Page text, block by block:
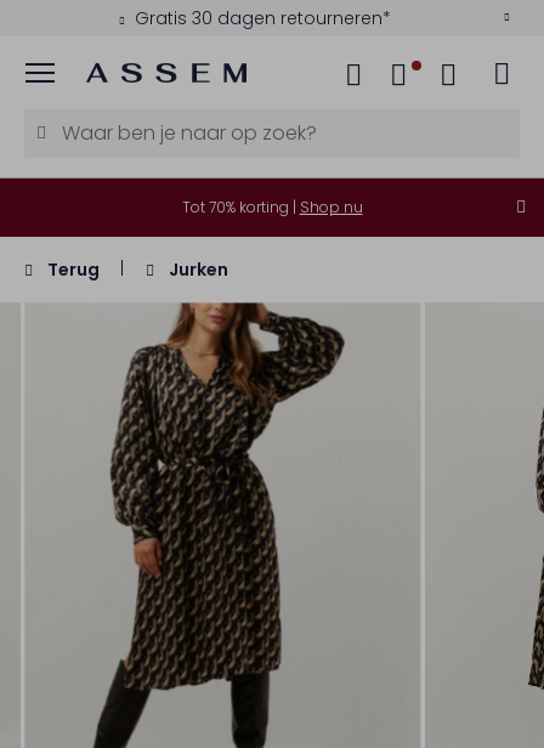
Gratis 30 dagen retourneren*
Menu
Tot 70% korting | Shop nu
Terug Jurken